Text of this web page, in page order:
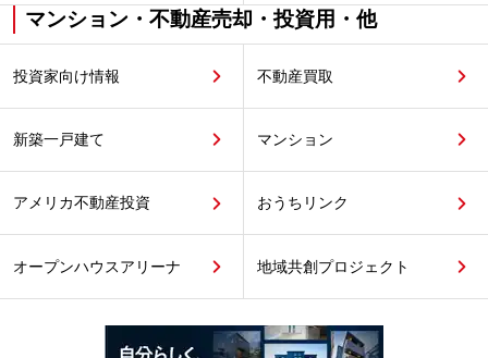
マンション・不動産売却・投資用・他
投資家向け情報 不動産買取
新築一戸建て マンション
アメリカ不動産投資 おうちリンク
オープンハウスアリーナ 地域共創プロジェクト